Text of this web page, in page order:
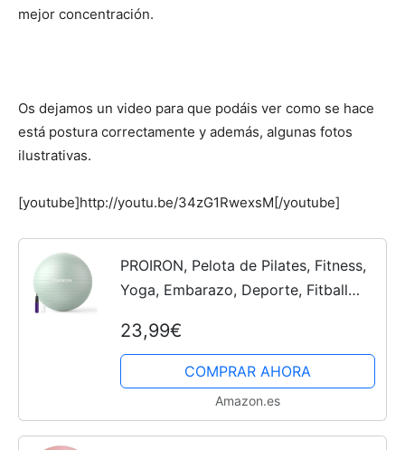
mejor concentración.
Os dejamos un video para que podáis ver como se hace
está postura correctamente y además, algunas fotos
ilustrativas.
[youtube]http://youtu.be/34zG1RwexsM[/youtube]
PROIRON, Pelota de Pilates, Fitness,
Yoga, Embarazo, Deporte, Fitball
65cm, Anti-pinchazos, Incluye
Inflador
23,99€
COMPRAR AHORA
Amazon.es